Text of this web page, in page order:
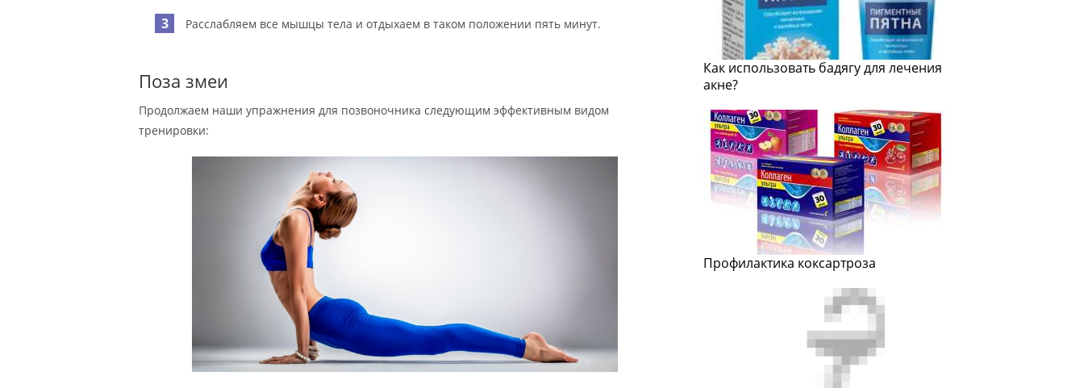
Расслабляем все мышцы тела и отдыхаем в таком положении пять минут.
Поза змеи
Продолжаем наши упражнения для позвоночника следующим эффективным видом
тренировки:
Как использовать бадягу для лечения
акне?
Профилактика коксартроза